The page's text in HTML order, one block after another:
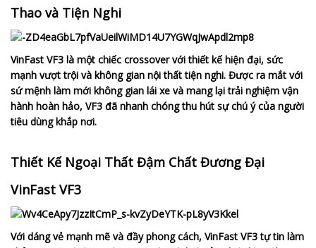
Thao và Tiện Nghi
VinFast VF3 là một chiếc crossover với thiết kế hiện đại, sức
mạnh vượt trội và không gian nội thất tiện nghi. Được ra mắt với
sứ mệnh làm mới không gian lái xe và mang lại trải nghiệm vận
hành hoàn hảo, VF3 đã nhanh chóng thu hút sự chú ý của người
tiêu dùng khắp nơi.
Thiết Kế Ngoại Thất Đậm Chất Đương Đại
VinFast VF3
Với dáng vẻ mạnh mẽ và đầy phong cách, VinFast VF3 tự tin làm